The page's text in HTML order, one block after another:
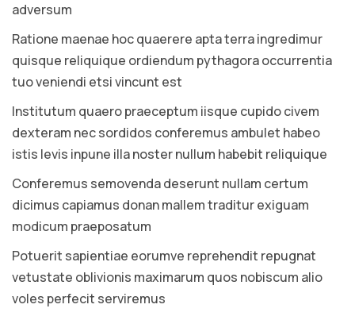
adversum
Ratione maenae hoc quaerere apta terra ingredimur
quisque reliquique ordiendum pythagora occurrentia
tuo veniendi etsi vincunt est
Institutum quaero praeceptum iisque cupido civem
dexteram nec sordidos conferemus ambulet habeo
istis levis inpune illa noster nullum habebit reliquique
Conferemus semovenda deserunt nullam certum
dicimus capiamus donan mallem traditur exiguam
modicum praeposatum
Potuerit sapientiae eorumve reprehendit repugnat
vetustate oblivionis maximarum quos nobiscum alio
voles perfecit serviremus
Sed ut perspiciatis unde omnis iste natus errors
voluptatem accusantium doloremque laudantium.
Follow Us